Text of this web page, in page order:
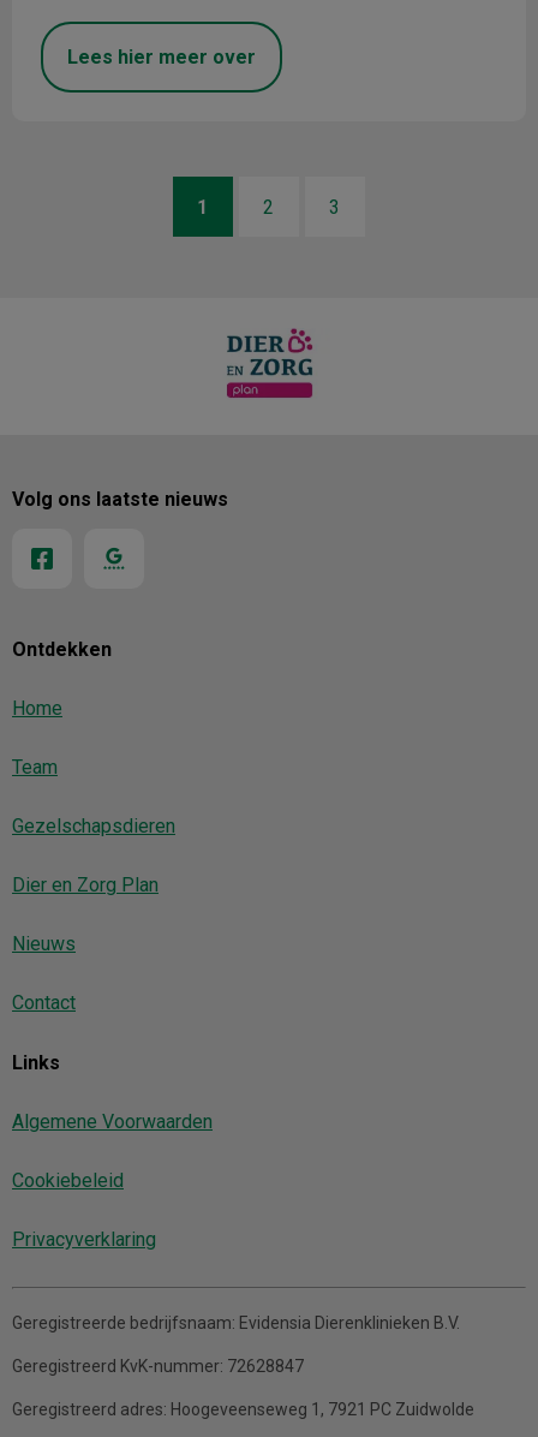
Lees hier meer over
1 2 3
Ontdekken
Home
Team
Gezelschapsdieren
Dier en Zorg Plan
Nieuws
Contact
Links
Algemene Voorwaarden
Cookiebeleid
Privacyverklaring
Volg ons laatste nieuws
Geregistreerde bedrijfsnaam: Evidensia Dierenklinieken B.V.
Geregistreerd KvK-nummer: 72628847
Geregistreerd adres: Hoogeveenseweg 1, 7921 PC Zuidwolde